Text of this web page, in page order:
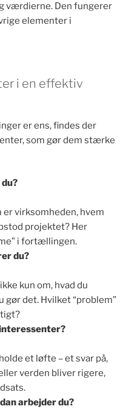
værdierne. Den fungerer
elementer i
i en effektiv
er ens, findes der
som gør dem stærke
er virksomheden, hvem
projektet? Her
i fortællingen.
du?
kun om, hvad du
gør det. Hvilket “problem”
et løfte – et svar på,
verden bliver rigere,
arbejder du?